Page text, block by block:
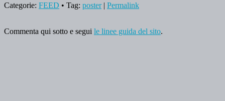
Categorie: FEED • Tag: poster| Permalink
Commenta qui sotto e segui le linee guida del sito.